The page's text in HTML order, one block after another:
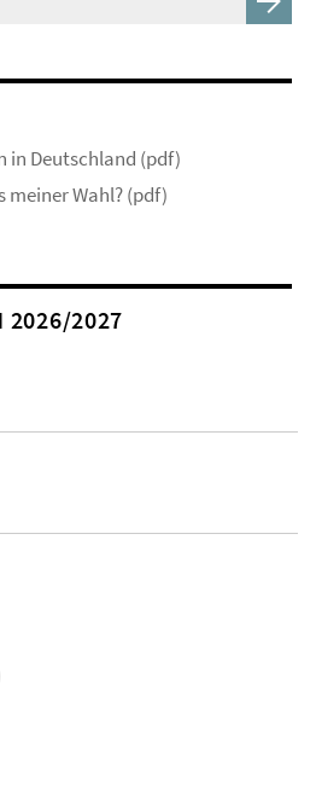
Deutschland (pdf)
meiner Wahl? (pdf)
2026/2027